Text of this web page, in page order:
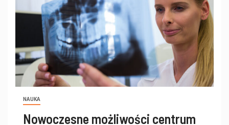
NAUKA
Nowoczesne możliwości centrum